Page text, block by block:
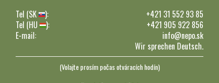
Tel (SK
):
+421 31 552 93 85
Tel (HU
):
+421 905 922 856
E-mail:
info@nepo.sk
Wir sprechen Deutsch.
(Volajte prosím počas otváracích hodín)